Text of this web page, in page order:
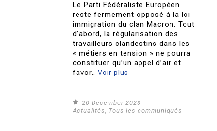
Le Parti Fédéraliste Européen
reste fermement opposé à la loi
immigration du clan Macron. Tout
d’abord, la régularisation des
travailleurs clandestins dans les
« métiers en tension » ne pourra
constituer qu’un appel d’air et
favor..Voir plus
20 December 2023
Actualités, Tous les communiqués